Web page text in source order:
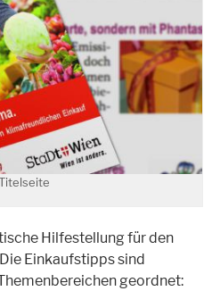
Hilfestellung für den
Einkaufstipps sind
geordnet: